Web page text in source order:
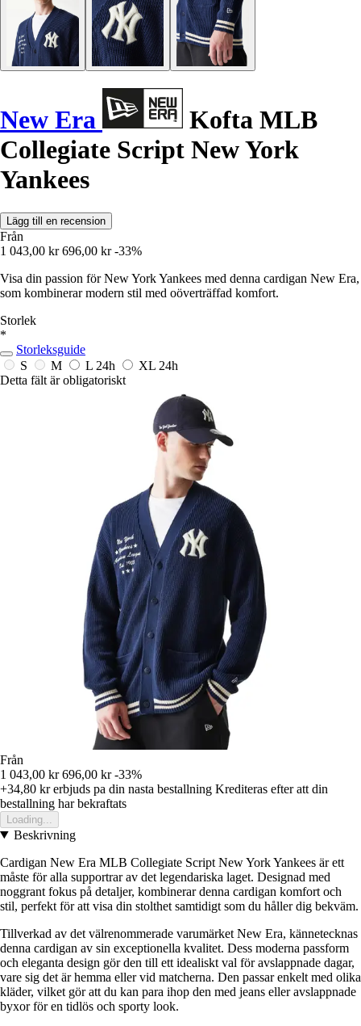
New Era
Kofta MLB
Collegiate Script New York
Yankees
Lägg till en recension
Från
1 043,00 kr 696,00 kr -33%
Visa din passion för New York Yankees med denna cardigan New Era,
som kombinerar modern stil med oöverträffad komfort.
Storlek
*
Storleksguide
S
M L 24h XL 24h
Detta fält är obligatoriskt
Från
1 043,00 kr 696,00 kr -33%
+34,80 krerbjuds pa din nasta bestallning Krediteras efter att din
bestallning har bekraftats
Loading...
Beskrivning
Cardigan New Era MLB Collegiate Script New York Yankees är ett
måste för alla supportrar av det legendariska laget. Designad med
noggrant fokus på detaljer, kombinerar denna cardigan komfort och
stil, perfekt för att visa din stolthet samtidigt som du håller dig bekväm.
Tillverkad av det välrenommerade varumärket New Era, kännetecknas
denna cardigan av sin exceptionella kvalitet. Dess moderna passform
och eleganta design gör den till ett idealiskt val för avslappnade dagar,
vare sig det är hemma eller vid matcherna. Den passar enkelt med olika
kläder, vilket gör att du kan para ihop den med jeans eller avslappnade
byxor för en tidlös och sporty look.